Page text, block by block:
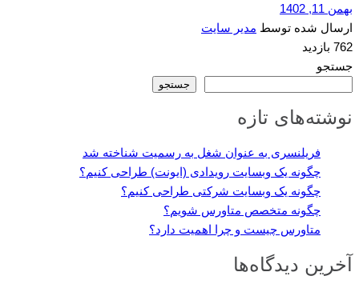
بهمن 11, 1402
ارسال شده توسط مدیر سایت
762 بازدید
جستجو
جستجو
نوشته‌های تازه
فریلنسری به عنوان شغل به رسمیت شناخته شد
چگونه یک وبسایت رویدادی (ایونت) طراحی کنیم؟
چگونه یک وبسایت شرکتی طراحی کنیم؟
چگونه متخصص متاورس شویم؟
متاورس چیست و چرا اهمیت دارد؟
آخرین دیدگاه‌ها